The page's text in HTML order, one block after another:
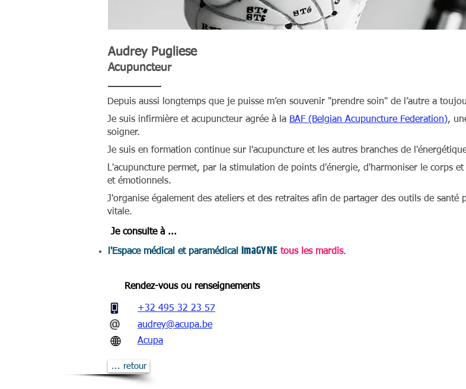
Audrey Pugliese
Acupuncteur
Depuis aussi longtemps que je puisse m’en souvenir "prendre soin" de l’autre a
Je suis infirmière et acupuncteur agrée à la BAF (Belgian Acupuncture Federation),
soigner.
Je suis en formation continue sur l'acupuncture et les autres branches de
L'acupuncture permet, par la stimulation de points d'énergie, d'harmoniser le corps
et émotionnels.
J'organise également des ateliers et des retraites afin de partager des outils de
vitale.
Je consulte à ...
l'Espace médical et paramédical ImaGYNE tous les mardis.
Rendez-vous ou renseignements
@
+32 495 32 23 57
audrey@acupa.be
Acupa
... retour